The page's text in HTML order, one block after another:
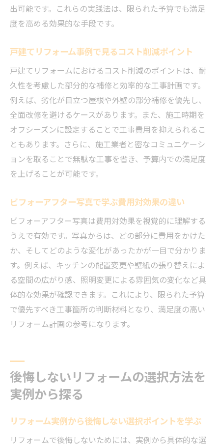
出可能です。これらの実践法は、限られた予算でも満足
度を高める効果的な手段です。
戸建てリフォーム事例で見るコスト削減ポイント
戸建てリフォームにおけるコスト削減のポイントは、耐
久性を考慮した部分的な補修と効率的な工事計画です。
例えば、劣化が目立つ屋根や外壁の部分補修を優先し、
全面改修を避けるケースがあります。また、施工時期を
オフシーズンに設定することで工事費用を抑えられるこ
ともあります。さらに、施工業者と密なコミュニケーシ
ョンを取ることで無駄な工事を省き、予算内での満足度
を上げることが可能です。
ビフォーアフター写真で学ぶ費用対効果の違い
ビフォーアフター写真は費用対効果を視覚的に理解する
うえで有効です。写真からは、どの部分に費用をかけた
か、そしてどのような変化があったかが一目で分かりま
す。例えば、キッチンの配置変更や壁紙の張り替えによ
る空間の広がり感、照明変更による雰囲気の変化など具
体的な効果が確認できます。これにより、限られた予算
で優先すべき工事箇所の判断材料となり、満足度の高い
リフォーム計画の参考になります。
後悔しないリフォームの選択方法を
実例から探る
リフォーム実例から後悔しない選択ポイントを学ぶ
リフォームで後悔しないためには、実例から具体的な選